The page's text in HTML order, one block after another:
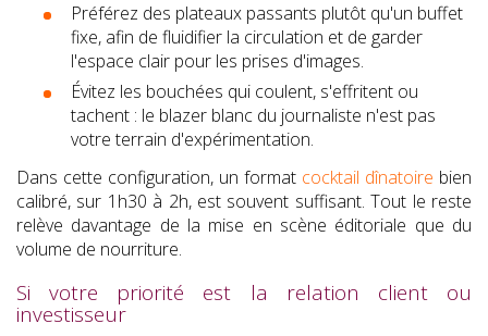
Préférez des plateaux passants plutôt qu'un buffet
fixe, afin de fluidifier la circulation et de garder
l'espace clair pour les prises d'images.
Évitez les bouchées qui coulent, s'effritent ou
tachent : le blazer blanc du journaliste n'est pas
votre terrain d'expérimentation.
Dans cette configuration, un format cocktail dînatoire bien
calibré, sur 1h30 à 2h, est souvent suffisant. Tout le reste
relève davantage de la mise en scène éditoriale que du
volume de nourriture.
Si votre priorité est la relation client ou
investisseur